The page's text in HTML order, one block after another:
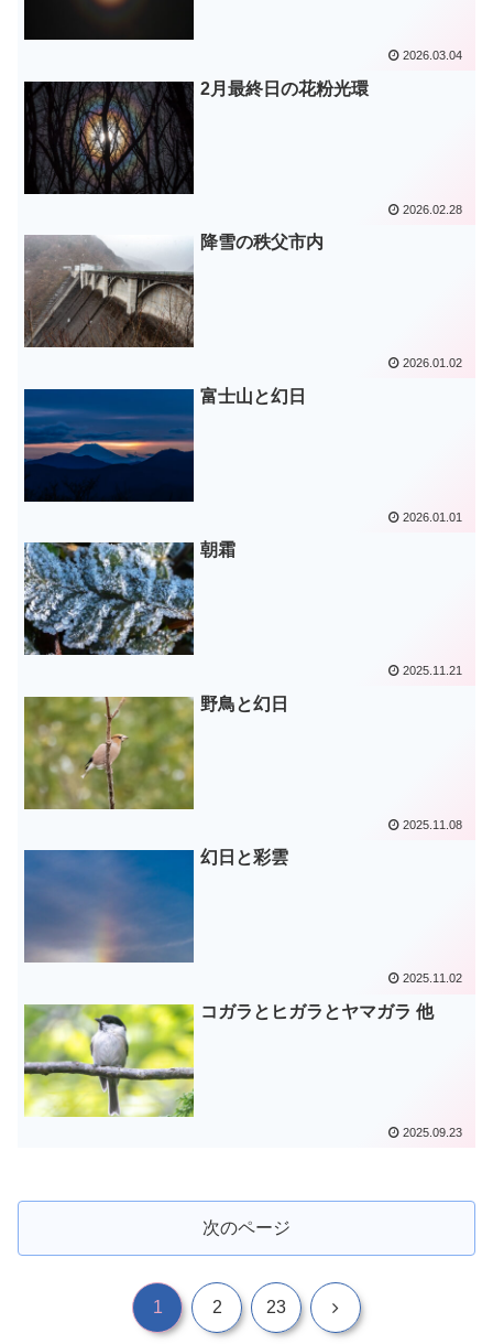
2026.03.04
2月最終日の花粉光環
2026.02.28
降雪の秩父市内
2026.01.02
富士山と幻日
2026.01.01
朝霜
2025.11.21
野鳥と幻日
2025.11.08
幻日と彩雲
2025.11.02
コガラとヒガラとヤマガラ 他
2025.09.23
次のページ
1 2 23 次